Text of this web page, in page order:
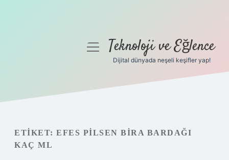
Gizlilik Politikası
Hakkımızda
menüyüTeknoloji ve Eğlence
Dijital dünyada neşeli keşifler yap!
ETIKET: EFES PILSEN BIRA BARDAĞI
KAÇ ML